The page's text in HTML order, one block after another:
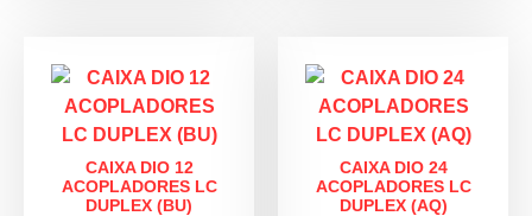
CAIXA DIO 12
ACOPLADORES LC
DUPLEX (BU)
CAIXA DIO 24
ACOPLADORES LC
DUPLEX (AQ)